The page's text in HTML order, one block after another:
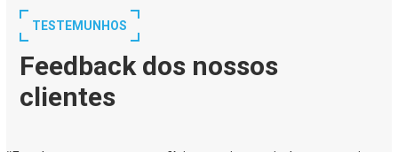
TESTEMUNHOS
Feedback dos nossos
clientes